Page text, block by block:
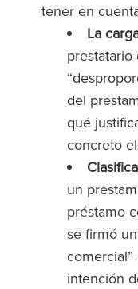
tener en
La
del
qué
concreto
un
préstamo
se firmó
intención